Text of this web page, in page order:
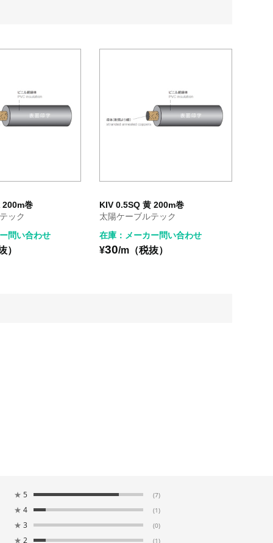
200m巻
ック
問い合わせ
）
KIV 0.5SQ 黄 200m巻
太陽ケーブルテック
在庫：メーカー問い合わせ
¥30/m（税抜）
★ 5 (7)
★ 4 (1)
★ 3 (0)
★ 2 (1)